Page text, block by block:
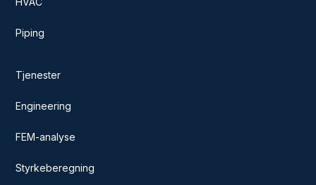
Piping
Tjenester
Engineering
FEM-analyse
Styrkeberegning